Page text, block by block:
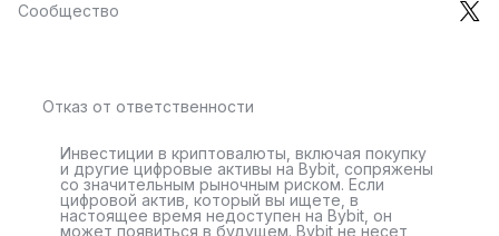
Сообщество
Отказ от ответственности
Инвестиции в криптовалюты, включая покупку
и другие цифровые активы на Bybit, сопряжены
со значительным рыночным риском. Если
цифровой актив, который вы ищете, в
настоящее время недоступен на Bybit, он
может появиться в будущем. Bybit не несет